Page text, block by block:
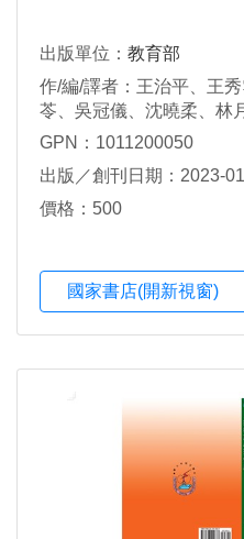
出版單位： 教育部
作/編/譯者：王治平、王
苓、吳冠儀、沈曉柔、林
玲安、祝平次、洪文玲、
甫、陳美華、陳瑞麟、陳
榮彥、張隆志、彭松嶽、
GPN：1011200050
出版／創刊日期：2023-01
價格：500
國家書店(開新視窗)